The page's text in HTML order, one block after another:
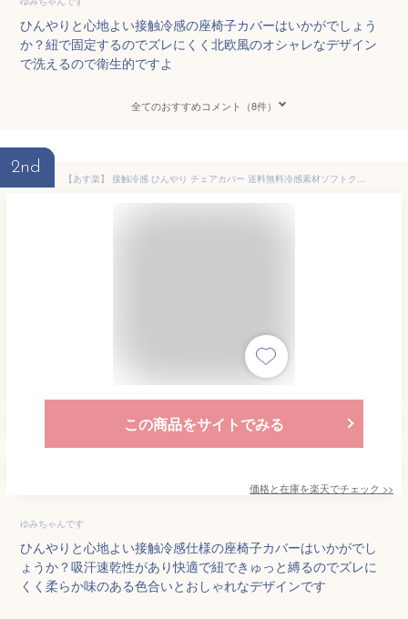
ひんやりと心地よい接触冷感の座椅子カバーはいかがでしょう
か？紐で固定するのでズレにくく北欧風のオシャレなデザイン
で洗えるので衛生的ですよ
全てのおすすめコメント（8件）
2nd
【あす楽】 接触冷感 ひんやり チェアカバー 送料無料冷感素材ソフトクール100％使用 冷感・涼感・吸汗・速乾座イスカバー適応サイズ：約長さ80〜130cm冷感 ひんやり さらさら座いす・座イス・1人掛け用【★★】
この商品をサイトでみる
価格と在庫を楽天でチェック >>
ゆみちゃんです
ひんやりと心地よい接触冷感仕様の座椅子カバーはいかがでし
ょうか？吸汗速乾性があり快適で紐できゅっと縛るのでズレに
くく柔らか味のある色合いとおしゃれなデザインです